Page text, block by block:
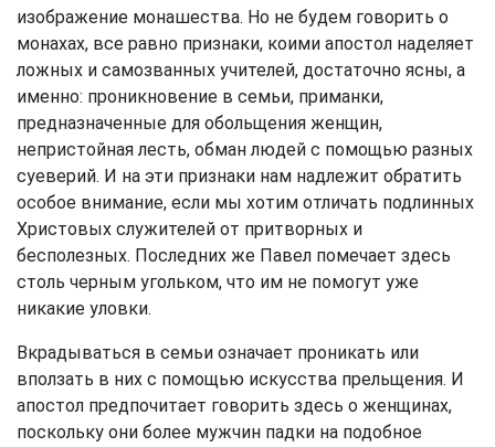
изображение монашества. Но не будем говорить о
монахах, все равно признаки, коими апостол наделяет
ложных и самозванных учителей, достаточно ясны, а
именно: проникновение в семьи, приманки,
предназначенные для обольщения женщин,
непристойная лесть, обман людей с помощью разных
суеверий. И на эти признаки нам надлежит обратить
особое внимание, если мы хотим отличать подлинных
Христовых служителей от притворных и
бесполезных. Последних же Павел помечает здесь
столь черным угольком, что им не помогут уже
никакие уловки.
Вкрадываться в семьи означает проникать или
вползать в них с помощью искусства прельщения. И
апостол предпочитает говорить здесь о женщинах,
поскольку они более мужчин падки на подобное